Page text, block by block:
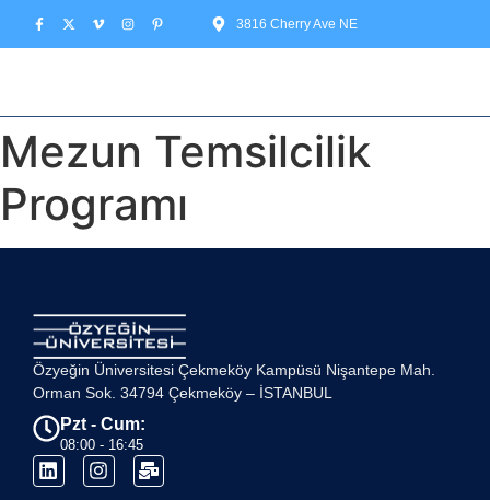
3816 Cherry Ave NE
Mezun Temsilcilik
Programı
Özyeğin Üniversitesi Çekmeköy Kampüsü Nişantepe Mah.
Orman Sok. 34794 Çekmeköy – İSTANBUL
Pzt - Cum:
08:00 - 16:45